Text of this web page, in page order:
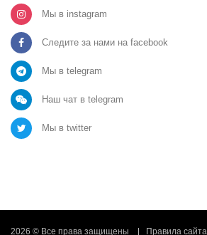
Мы в instagram
Следите за нами на facebook
Мы в telegram
Наш чат в telegram
Мы в twitter
2026 © Все права защищены Правила сайта